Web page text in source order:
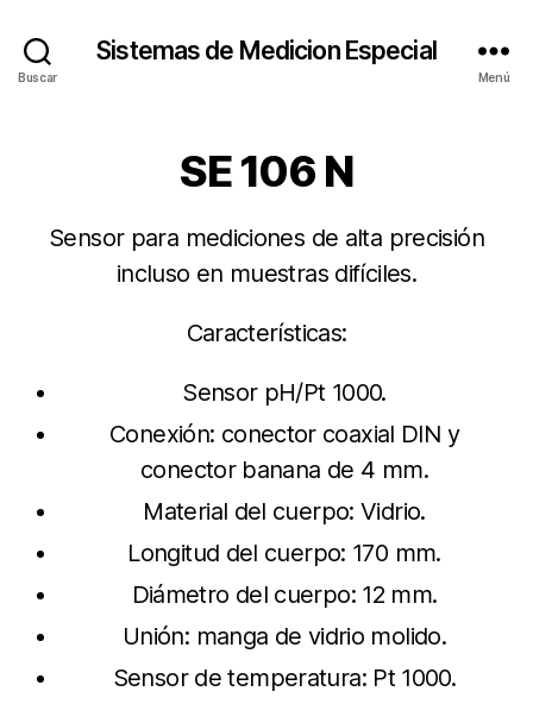
Buscar
Sistemas de Medicion Especial
Menú
SE 106 N
Sensor para mediciones de alta precisión
incluso en muestras difíciles.
Características:
Sensor pH/Pt 1000.
Conexión: conector coaxial DIN y
conector banana de 4 mm.
Material del cuerpo: Vidrio.
Longitud del cuerpo: 170 mm.
Diámetro del cuerpo: 12 mm.
Unión: manga de vidrio molido.
Sensor de temperatura: Pt 1000.